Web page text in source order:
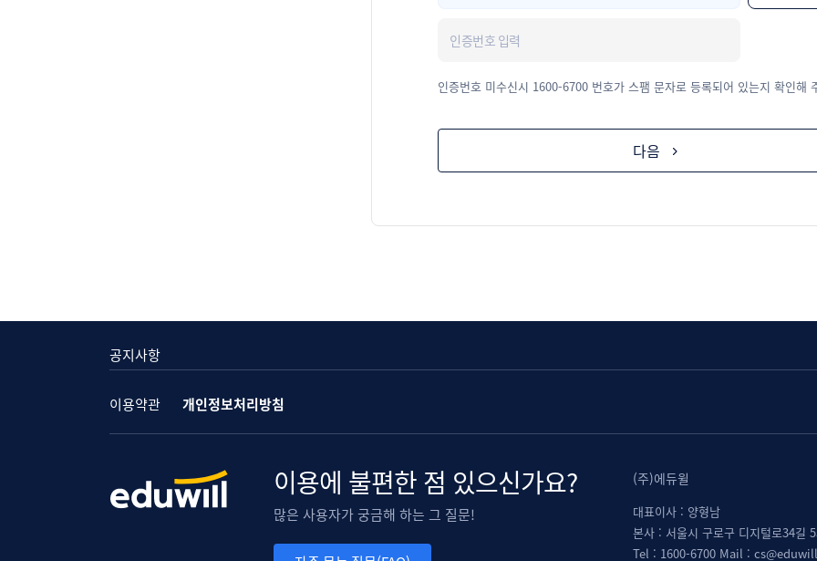
인증번호 미수신시 1600-6700 번호가 스팸 문자로 등록되어 있는지 확인해
다음
공지사항
이용약관 개인정보처리방침
이용에 불편한 점 있으신가요?
많은 사용자가 궁금해 하는 그 질문!
(주)에듀윌
대표이사 : 양형남
본사 : 서울시 구로구 디지털로34길
Tel : 1600-6700 Mail :